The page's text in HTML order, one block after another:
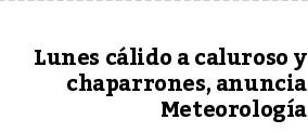
Lunes cálido a caluroso y
chaparrones, anuncia
Meteorología